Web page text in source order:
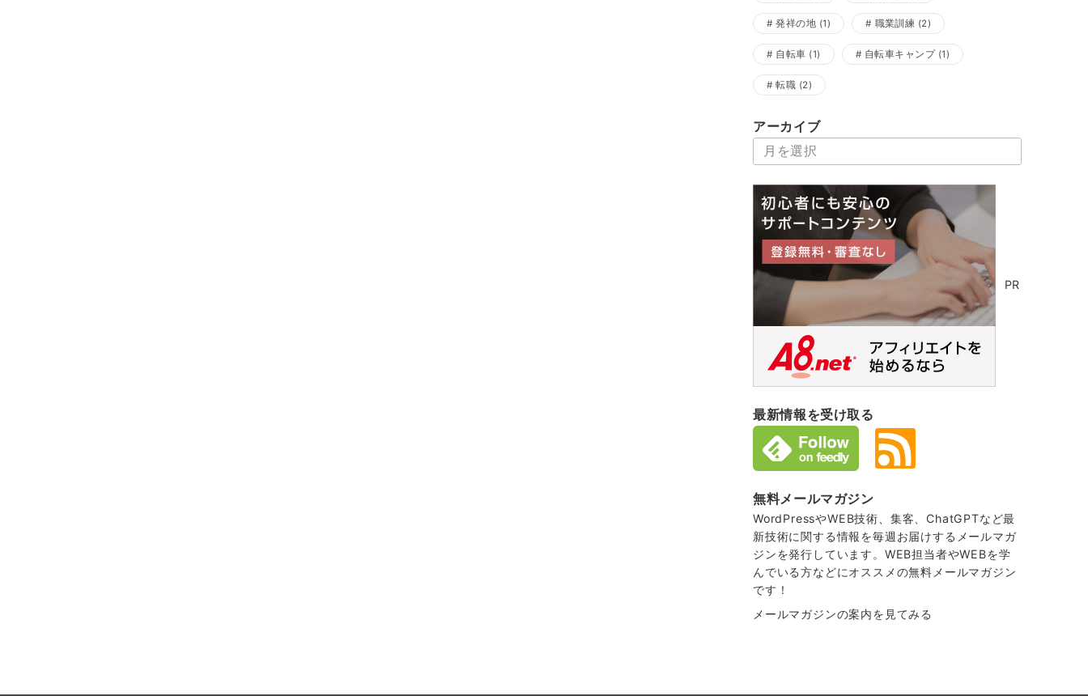
発祥の地 (1) 職業訓練 (2)
自転車 (1) 自転車キャンプ(1)
転職 (2)
アーカイブ
ー
イ
ブ
PR
最新情報を受け取る
無料メールマガジン
WordPressやWEB技術、集客、ChatGPTなど最
新技術に関する情報を毎週お届けするメールマガ
ジンを発行しています。WEB担当者やWEBを学
んでいる方などにオススメの無料メールマガジン
です！
メールマガジンの案内を見てみる